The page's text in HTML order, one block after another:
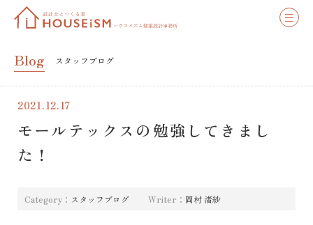
Blog スタッフブログ
2021.12.17
モールテックスの勉強してきまし
た！
Category： スタッフブログ Writer： 岡村 渚紗